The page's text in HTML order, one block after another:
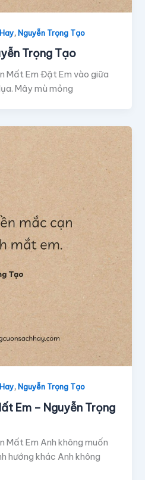
,Nguyễn Trọng Tạo
Trọng Tạo
Mất Em Đặt Em vào giữa
Mây mù mỏng
,Nguyễn Trọng Tạo
Em – Nguyễn Trọng
Mất Em Anh không muốn
hướng khác Anh không